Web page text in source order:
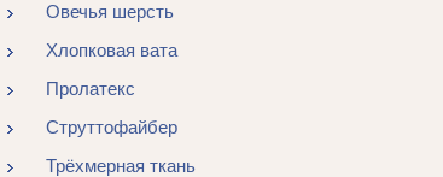
Овечья шерсть
Хлопковая вата
Пролатекс
Струттофайбер
Трёхмерная ткань